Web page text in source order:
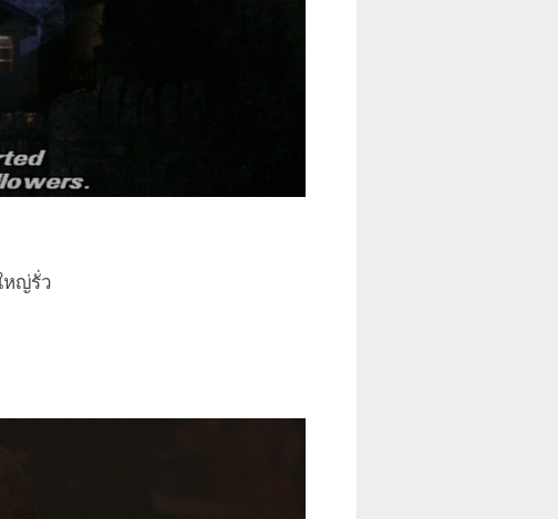
หญ่รั่ว